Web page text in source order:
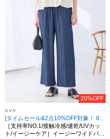
20%OFF
a.v.v
[タイムセール&2点10%OFF対象！ 8/18 8:59まで]
［支持率NO.1/接触冷感/速乾/UVカッ
ト/イージーケア］イージーワイドパ…